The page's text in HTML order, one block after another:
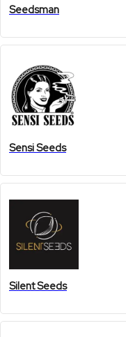
Seedsman
Sensi Seeds
Silent Seeds